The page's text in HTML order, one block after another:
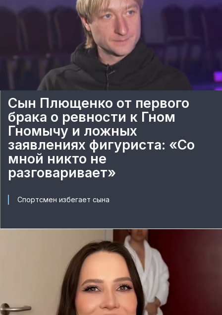
Сын Плющенко от первого
брака о ревности к Гном
Гномычу и ложных
заявлениях фигуриста: «Со
мной никто не
разговаривает»
Спортсмен избегает сына